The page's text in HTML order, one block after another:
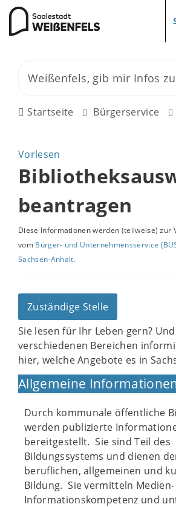
Startseite Bürgerservice
Vorlesen
beantragen
Diese Informationen werden (teilweise) zur
vom Bürger- und Unternehmensservice
Sachsen-Anhalt.
Zuständige Stelle
Sie lesen für Ihr Leben gern?
verschiedenen Bereichen
hier, welche Angebote es in
Allgemeine
Durch kommunale öffentliche
werden publizierte
bereitgestellt. Sie sind Teil des
Bildungssystems und dienen
beruflichen, allgemeinen und
Bildung. Sie vermitteln
Informationskompetenz und